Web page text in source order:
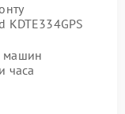
машин
часа